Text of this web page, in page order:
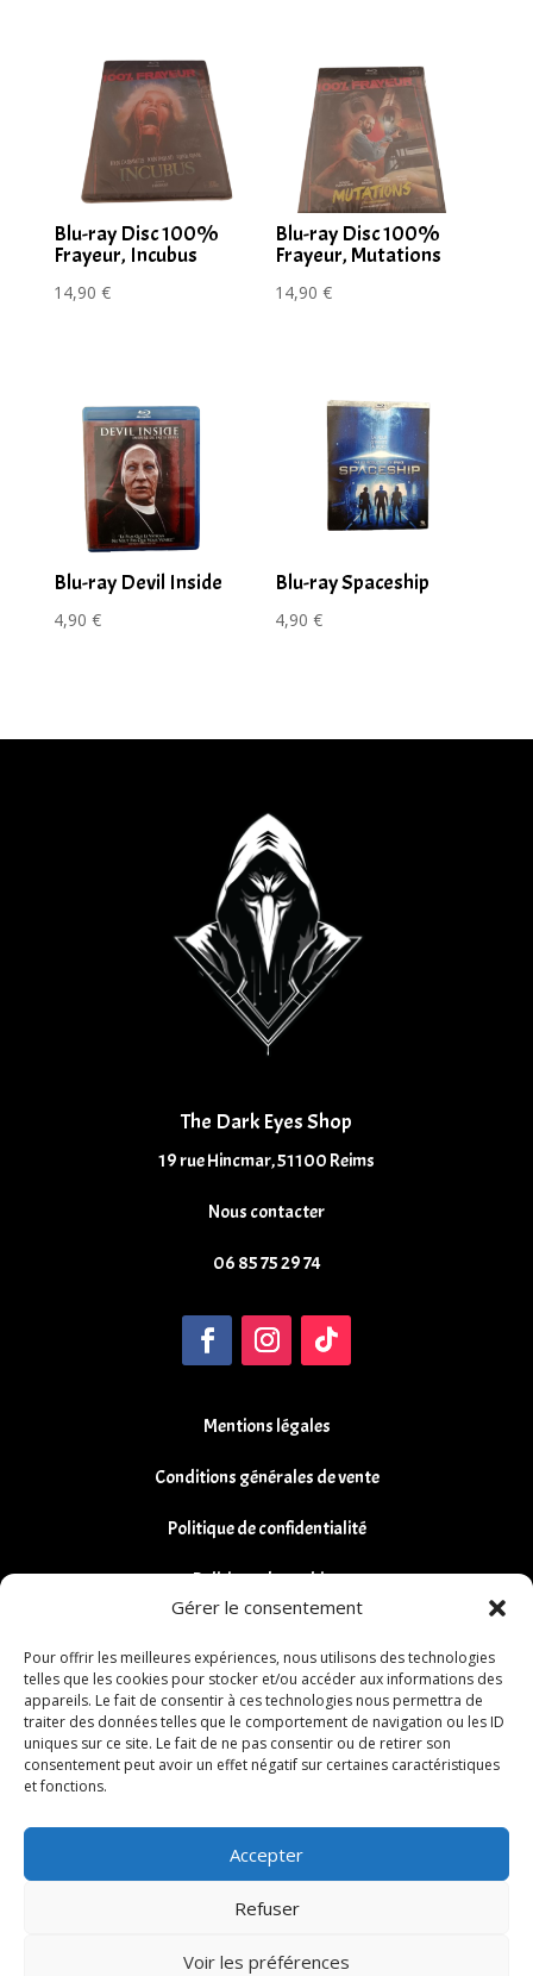
Gérer le consentement
Pour offrir les meilleures expériences, nous utilisons des technologies
telles que les cookies pour stocker et/ou accéder aux informations des
appareils. Le fait de consentir à ces technologies nous permettra de
traiter des données telles que le comportement de navigation ou les ID
uniques sur ce site. Le fait de ne pas consentir ou de retirer son
consentement peut avoir un effet négatif sur certaines caractéristiques
et fonctions.
Accepter
Refuser
Voir les préférences
Blu-ray Disc 100%
Frayeur, Incubus
14,90 €
Blu-ray Disc 100%
Frayeur, Mutations
14,90€
Blu-ray Devil Inside
4,90 €
Blu-ray Spaceship
4,90€
The Dark Eyes Shop
19 rue Hincmar, 51100 Reims
Nous contacter
06 85 75 29 74
Mentions légales
Conditions générales de vente
Politique de confidentialité
Politique de cookies